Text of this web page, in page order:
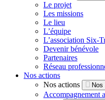
Le projet
Les missions
Le lieu
L’équipe
L’association Six-
Devenir bénévole
Partenaires
Réseau
Nos actions
Nos actions
Accompagnement